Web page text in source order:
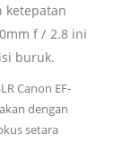
ketepatan
f / 2.8 ini
buruk.
Canon EF-
dengan
setara